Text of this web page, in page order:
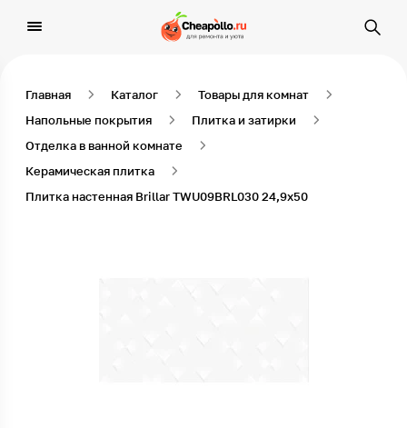
Главная Каталог
Товары для комнат
Напольные покрытия
Плитка и затирки
Отделка в ванной комнате
Керамическая плитка
Плитка настенная Brillar TWU09BRL030 24,9х50